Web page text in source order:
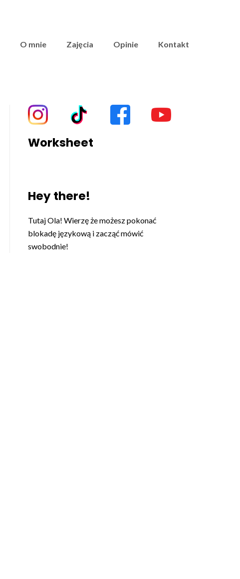
O mnie Zajęcia Opinie Kontakt
Worksheet
Hey there!
Tutaj Ola! Wierzę że możesz pokonać
blokadę językową i zacząć mówić
swobodnie!